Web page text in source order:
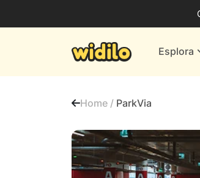
Esplora
Banche &
Home / ParkVia